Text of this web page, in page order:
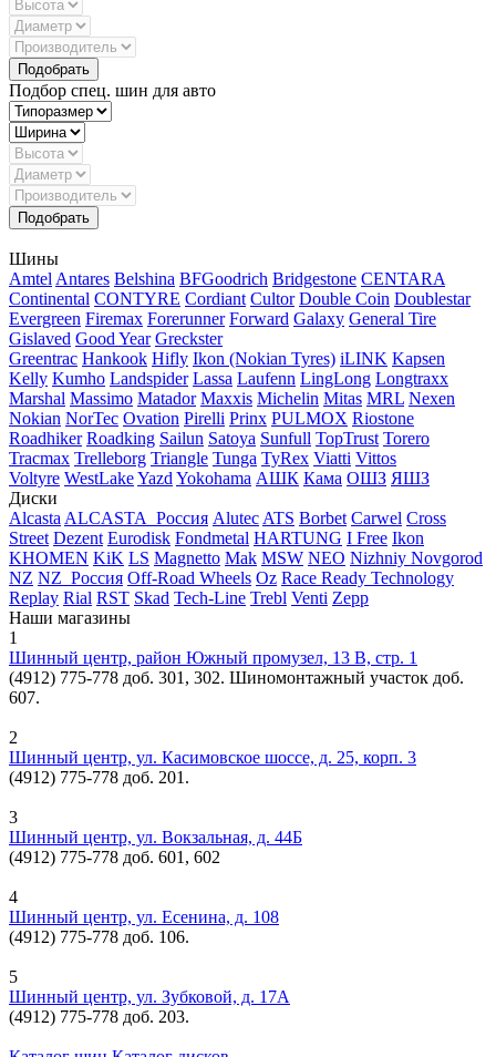
Подбор спец. шин для авто
Шины
AmtelAntares Belshina BFGoodrich Bridgestone CENTARA
Continental CONTYRE Cordiant Cultor Double Coin Doublestar
Evergreen Firemax Forerunner Forward Galaxy General Tire
Gislaved Good Year Greckster
Greentrac Hankook Hifly Ikon (Nokian Tyres) iLINK Kapsen
Kelly Kumho Landspider Lassa Laufenn LingLong Longtraxx
Marshal Massimo Matador Maxxis Michelin Mitas MRL Nexen
Nokian NorTec Ovation Pirelli Prinx PULMOX Riostone
Roadhiker Roadking Sailun Satoya Sunfull TopTrust Torero
Tracmax Trelleborg Triangle Tunga TyRex Viatti Vittos
Voltyre WestLakeYazdYokohama АШК Кама ОШЗ ЯШЗ
Диски
AlcastaALCASTA_Россия AlutecATS Borbet Carwel Cross
Street Dezent Eurodisk Fondmetal HARTUNG I Free Ikon
KHOMEN KiK LS Magnetto Mak MSW NEO Nizhniy Novgorod
NZ NZ_Россия Off-Road Wheels Oz Race Ready Technology
Replay Rial RST Skad Tech-Line Trebl Venti Zepp
Наши магазины
1
Шинный центр, район Южный промузел, 13 В, стр. 1
(4912) 775-778 доб. 301, 302. Шиномонтажный участок доб.
607.
2
Шинный центр, ул. Касимовское шоссе, д. 25, корп. 3
(4912) 775-778 доб. 201.
3
Шинный центр, ул. Вокзальная, д. 44Б
(4912) 775-778 доб. 601, 602
4
Шинный центр, ул. Есенина, д. 108
(4912) 775-778 доб. 106.
5
Шинный центр, ул. Зубковой, д. 17А
(4912) 775-778 доб. 203.